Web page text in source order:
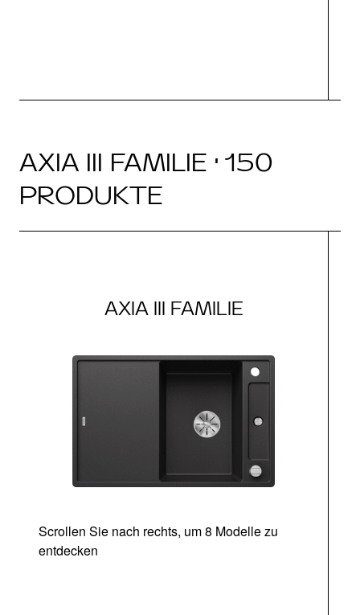
AXIA III FAMILIE · 150
PRODUKTE
AXIA III FAMILIE
Scrollen Sie nach rechts, um 8 Modelle zu
entdecken